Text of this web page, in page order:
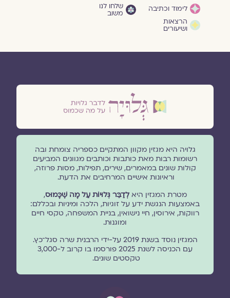
לימוד וכתיבה
הרצאות
ושיעורים
שלחו לנו
משוב
גלויה היא מגזין מקוון המתקיים כספריה צומחת ובה
רשומות רבות מאת כותבות וכותבים מגוונים המביעים
קולות שונים במאמרים, שירים, תפילות, מסות פרוזה,
וראיונות אישיים המרחיבים את הדעת.
מטרת המגזין היאלְדַבֵּר גְּלוּיוֹת עַל מָה שֶׁכָּמוּס,
באמצעות הנגשת ידע על זוגיות, הלכה ומיניות ובכללם:
רווקות, אירוסין, חיי נישואין, בניית המשפחה, טקסי חיים
ומוגנוּת.
המגזין נוסד בשנת 2019 על-ידי הרבנית שרה סגל־כץ.
עם הכניסה לשנת 2025 פורסמו בו קרוב ל-3,000
טקסטים שונים.